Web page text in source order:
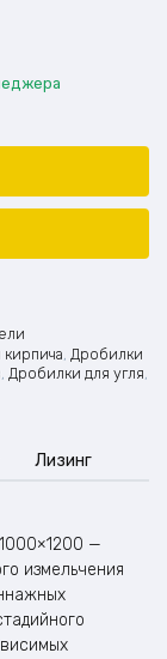
, Дробилки
, Дробилки для угля,
Лизинг
—
измельчения